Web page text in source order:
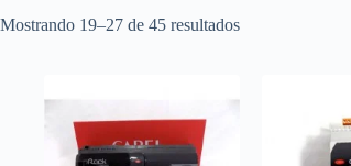
Mostrando 19–27 de 45 resultados